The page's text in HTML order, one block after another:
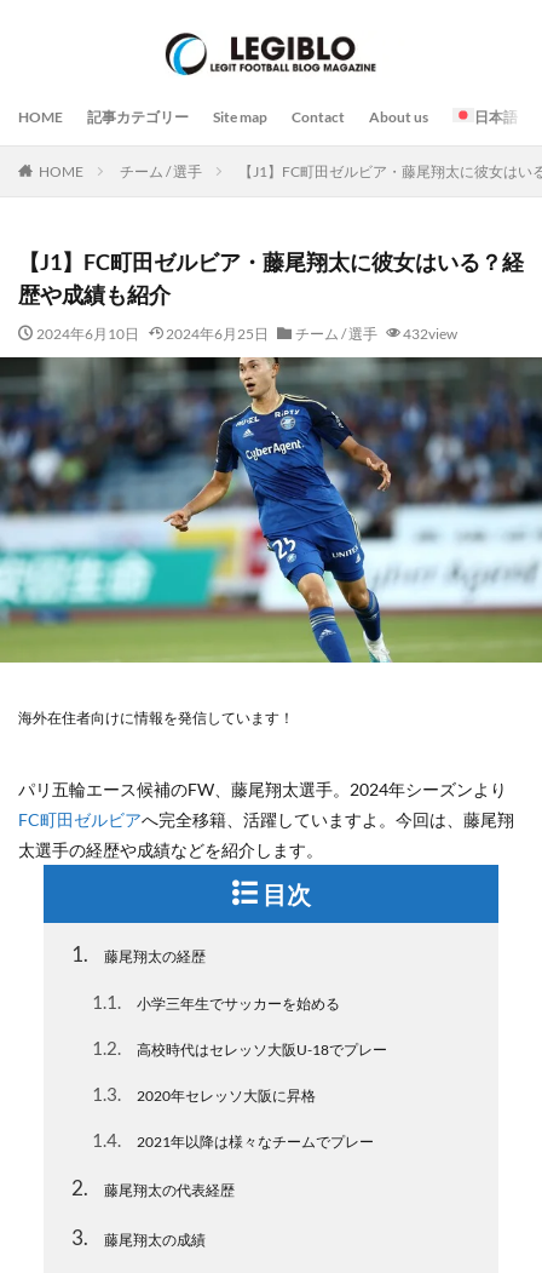
HOME 記事カテゴリー Site map Contact About us 日本語
HOME チーム / 選手 【J1】FC町田ゼルビア・藤尾翔太に彼女はい
【J1】FC町田ゼルビア・藤尾翔太に彼女はいる？経
歴や成績も紹介
2024年6月10日 2024年6月25日 チーム / 選手 432view
海外在住者向けに情報を発信しています！
パリ五輪エース候補のFW、藤尾翔太選手。2024年シーズンより
FC町田ゼルビアへ完全移籍、活躍していますよ。今回は、藤尾翔
太選手の経歴や成績などを紹介します。
目次
1 藤尾翔太の経歴
1.1 小学三年生でサッカーを始める
1.2 高校時代はセレッソ大阪U-18でプレー
1.3 2020年セレッソ大阪に昇格
1.4 2021年以降は様々なチームでプレー
2 藤尾翔太の代表経歴
3 藤尾翔太の成績